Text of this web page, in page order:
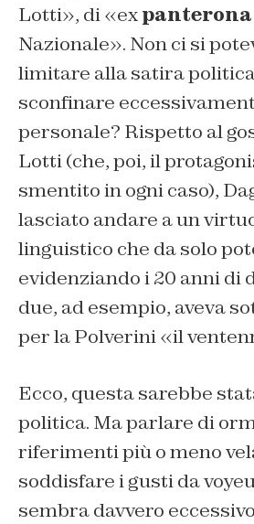
Lotti», di «expanterona
Nazionale». Non ci si
limitare alla satira
sconfinare
personale? Rispetto al
Lotti (che, poi, il
smentito in ogni caso),
lasciato andare a un
linguistico che da solo
evidenziando i 20 anni di
due, ad esempio, aveva
per la Polverini «il
Ecco, questa sarebbe
politica. Ma parlare di
riferimenti più o meno
soddisfare i gusti da
sembra davvero